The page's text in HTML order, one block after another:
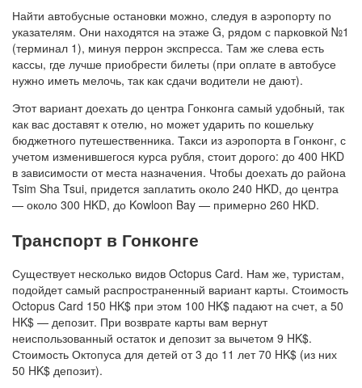
Найти автобусные остановки можно, следуя в аэропорту по
указателям. Они находятся на этаже G, рядом с парковкой №1
(терминал 1), минуя перрон экспресса. Там же слева есть
кассы, где лучше приобрести билеты (при оплате в автобусе
нужно иметь мелочь, так как сдачи водители не дают).
Этот вариант доехать до центра Гонконга самый удобный, так
как вас доставят к отелю, но может ударить по кошельку
бюджетного путешественника. Такси из аэропорта в Гонконг, с
учетом изменившегося курса рубля, стоит дорого: до 400 HKD
в зависимости от места назначения. Чтобы доехать до района
Tsim Sha Tsui, придется заплатить около 240 HKD, до центра
— около 300 HKD, до Kowloon Bay — примерно 260 HKD.
Транспорт в Гонконге
Существует несколько видов Octopus Card. Нам же, туристам,
подойдет самый распространенный вариант карты. Стоимость
Octopus Card 150 HK$ при этом 100 HK$ падают на счет, а 50
HK$ — депозит. При возврате карты вам вернут
неиспользованный остаток и депозит за вычетом 9 HK$.
Стоимость Октопуса для детей от 3 до 11 лет 70 HK$ (из них
50 HK$ депозит).